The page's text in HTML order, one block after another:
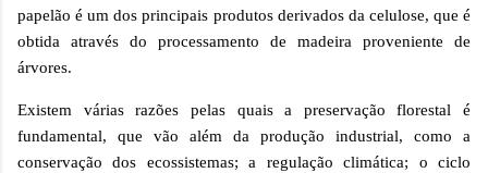
papelão é um dos principais produtos derivados da celulose, que é
obtida através do processamento de madeira proveniente de
árvores.
Existem várias razões pelas quais a preservação florestal é
fundamental, que vão além da produção industrial, como a
conservação dos ecossistemas; a regulação climática; o ciclo